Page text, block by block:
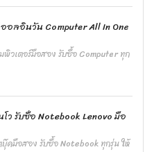
อลอินวัน Computer All In One
พิวเตอร์มือสอง รับซื้อ Computer ทุก
ว รับซื้อ Notebook Lenovo มือ
บุ๊คมือสอง รับซื้อ Notebook ทุกรุ่น ให้